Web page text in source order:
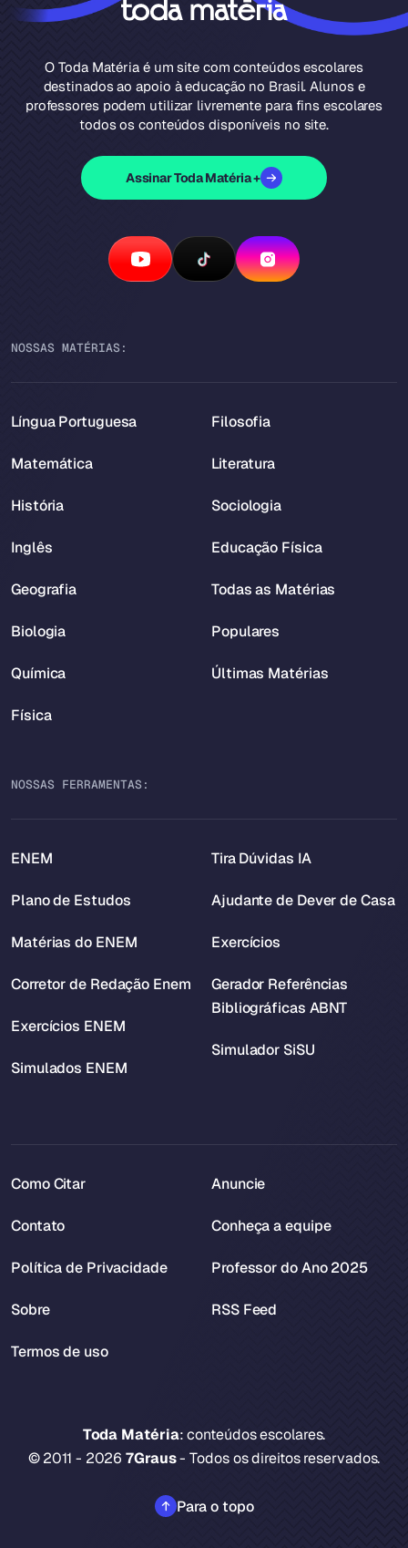
O Toda Matéria é um site com conteúdos escolares
destinados ao apoio à educação no Brasil. Alunos e
professores podem utilizar livremente para fins escolares
todos os conteúdos disponíveis no site.
Assinar Toda Matéria +
NOSSAS MATÉRIAS:
Língua Portuguesa
Matemática
História
Inglês
Geografia
Biologia
Química
Física
Filosofia
Literatura
Sociologia
Educação Física
Todas as Matérias
Populares
Últimas Matérias
NOSSAS FERRAMENTAS:
ENEM
Plano de Estudos
Matérias do ENEM
Corretor de Redação Enem
Exercícios ENEM
Simulados ENEM
Tira Dúvidas IA
Ajudante de Dever de Casa
Exercícios
Gerador Referências
Bibliográficas ABNT
Simulador SiSU
Toda Matéria: conteúdos escolares.
© 2011 - 20267Graus- Todos os direitos reservados.
Para o topo
Como Citar
Contato
Política de Privacidade
Sobre
Termos de uso
Anuncie
Conheça a equipe
Professor do Ano 2025
RSS Feed